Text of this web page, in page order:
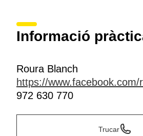
Informació
Roura Blanch
https://www.facebook.com/
972 630 770
Trucar